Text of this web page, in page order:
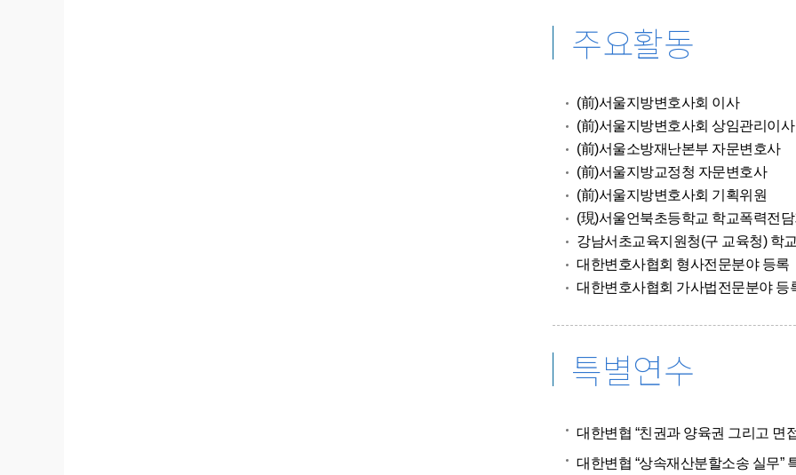
주요활동
(前)서울지방변호사회 이사
(前)서울지방변호사회 상임관리이사
(前)서울소방재난본부 자문변호사
(前)서울지방교정청 자문변호사
(前)서울지방변호사회 기획위원
(現)서울언북초등학교 학교폭력전
강남서초교육지원청(구 교육청) 학
대한변호사협회 형사전문분야 등록
대한변호사협회 가사법전문분야 등
특별연수
대한변협 “친권과 양육권 그리고 면
대한변협 “상속재산분할소송 실무”